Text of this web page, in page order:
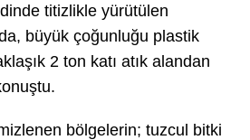
titizlikle yürütülen
büyük çoğunluğu plastik
2 ton katı atık alandan
bölgelerin; tuzcul bitki